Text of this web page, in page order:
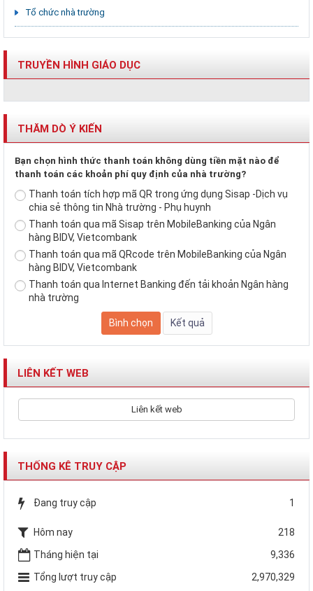
Tổ chức nhà trường
TRUYỀN HÌNH GIÁO DỤC
THĂM DÒ Ý KIẾN
Bạn chọn hình thức thanh toán không dùng tiền mặt nào để
thanh toán các khoản phí quy định của nhà trường?
Thanh toán tích hợp mã QR trong ứng dụng Sisap -Dịch vụ
chia sẻ thông tin Nhà trường - Phụ huynh
Thanh toán qua mã Sisap trên MobileBanking của Ngân
hàng BIDV, Vietcombank
Thanh toán qua mã QRcode trên MobileBanking của Ngân
hàng BIDV, Vietcombank
Thanh toán qua Internet Banking đến tải khoản Ngân hàng
nhà trường
LIÊN KẾT WEB
Liên kết web
THỐNG KÊ TRUY CẬP
Đang truy cập 1
Hôm nay
218
Tháng hiện tại
9,336
Tổng lượt truy cập
2,970,329